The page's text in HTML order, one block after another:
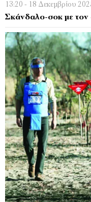
13:20 - 18 Δεκεμβρίου
Σκάνδαλο-σοκ με